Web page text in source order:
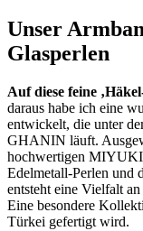
Unser
Glasperlen
Auf diese feine
daraus habe ich eine
entwickelt, die unter
GHANIN läuft.
hochwertigen MIYUKI
Edelmetall-Perlen und
entsteht eine Vielfalt
Eine besondere
Türkei gefertigt wird.